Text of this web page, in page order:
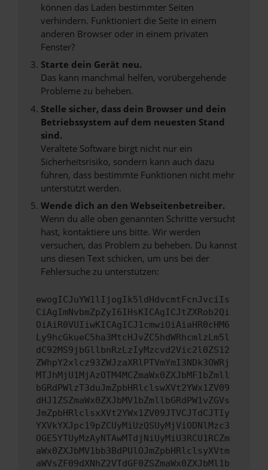
können das Laden bestimmter Seiten
verhindern. Funktioniert die Seite in einem
anderen Browser oder in einem privaten
Fenster?
Starte dein Gerät neu.
Das kann manchmal helfen, vorübergehende
Probleme zu beheben.
Stelle sicher, dass dein Browser und dein
Betriebssystem auf dem neuesten Stand
sind.
Veraltete Software birgt nicht nur ein
Sicherheitsrisiko, sondern kann auch dazu
führen, dass bestimmte Funktionen nicht mehr
unterstützt werden.
Wende dich an den Webseitenbetreiber.
Wenn du alle oben genannten Schritte versucht
hast, kontaktiere uns bitte. Wir werden
versuchen, das Problem zu beheben. Du kannst
uns diesen Text schicken, um uns bei der
Fehlersuche zu unterstützen:
ewogICJuYW1lIjogIk5ldHdvcmtFcnJvciIs
CiAgImNvbmZpZyI6IHsKICAgICJtZXRob2Qi
OiAiR0VUIiwKICAgICJ1cmwiOiAiaHR0cHM6
Ly9hcGkueC5ha3MtcHJvZC5hdWRhcmlzLm5l
dC92MS9jbGllbnRzLzIyMzcvd2Vic2l0ZS12
ZWhpY2xlcz93ZWJzaXRlPTVmYmI3NDk3OWRj
MTJhMjU1MjAzOTM4MCZmaWx0ZXJbMF1bZmll
bGRdPWlzT3duJmZpbHRlclswXVt2YWx1ZV09
dHJ1ZSZmaWx0ZXJbMV1bZmllbGRdPW1vZGVs
JmZpbHRlclsxXVt2YWx1ZV09JTVCJTdCJTIy
YXVkYXJpc19pZCUyMiUzQSUyMjViODNlMzc3
OGE5YTUyMzAyNTAwMTdjNiUyMiU3RCU1RCZm
aWx0ZXJbMV1bb3BdPUlOJmZpbHRlclsyXVtm
aWVsZF09dXNhZ2VTdGF0ZSZmaWx0ZXJbMl1b